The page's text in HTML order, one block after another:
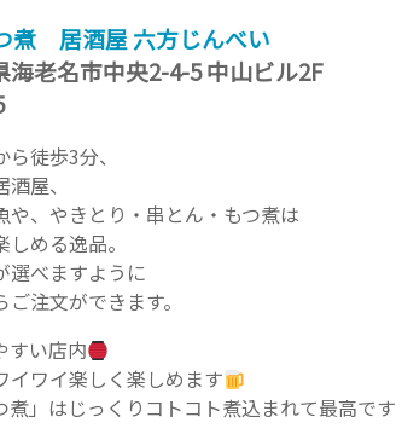
煮 居酒屋 六方じんべい
海老名市中央2-4-5 中山ビル2F
徒歩3分、
屋、
、やきとり・串とん・もつ煮は
める逸品。
選べますように
注文ができます。
すい店内
イワイ楽しく楽しめます
煮」はじっくりコトコト煮込まれて最高です